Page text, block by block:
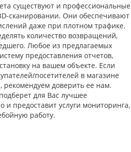
существуют и профессиональные
сканировании. Они обеспечивают
даже при плотном трафике.
количество возвращений,
Любое из предлагаемых
предоставления отчетов,
на вашем объекте. Если
посетителей в магазине
рекомендуем доверить ее нам.
для Вас лучшее
и предоставит услуги мониторинга,
работу.